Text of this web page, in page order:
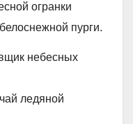
огранки
пурги.
небесных
ледяной